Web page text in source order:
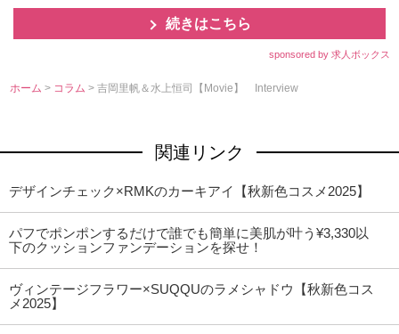
続きはこちら
sponsored by 求人ボックス
ホーム > コラム> 吉岡里帆＆水上恒司【Movie】 Interview
関連リンク
デザインチェック×RMKのカーキアイ【秋新色コスメ2025】
パフでポンポンするだけで誰でも簡単に美肌が叶う¥3,330以
下のクッションファンデーションを探せ！
ヴィンテージフラワー×SUQQUのラメシャドウ【秋新色コス
メ2025】